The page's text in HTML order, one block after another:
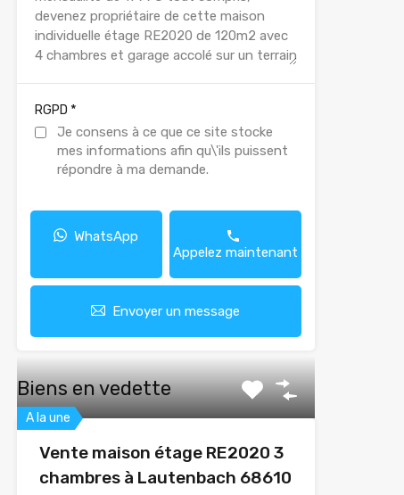
RGPD *
Je consens à ce que ce site stocke
mes informations afin qu\'ils puissent
répondre à ma demande.
WhatsApp
Appelez maintenant
Envoyer un message
Biens en vedette
A la une
Vente maison étage RE2020 3
chambres à Lautenbach 68610